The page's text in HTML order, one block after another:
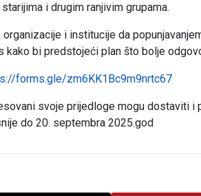
i drugim ranjivim grupama.
i institucije da
kako bi predstojeći plan što bolje
forms.gle/zm6KK1Bc9m9nrtc67
svoje prijedloge mogu dostaviti i
do 20. septembra 2025.god